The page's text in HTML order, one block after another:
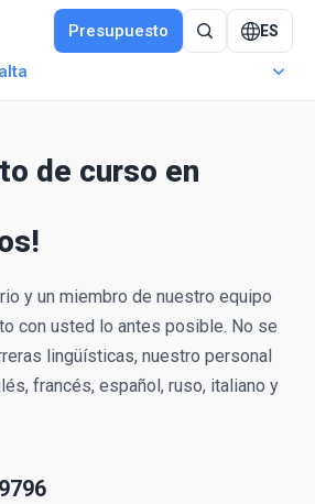
Presupuesto ES
de curso en
y un miembro de nuestro equipo
con usted lo antes posible. No se
lingüísticas, nuestro personal
francés, español, ruso, italiano y